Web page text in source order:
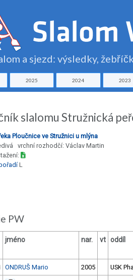
a sjezd: výsledky,
2025 2024 2023
slalomu Stružnická
Ploučnice ve Stružnici u mlýna
vrchní rozhodčí: Václav Martin
L
PW
jméno nar. vt oddíl
ONDRUŠ Mario 2005 USK